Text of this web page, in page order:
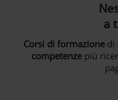
a
Corsi di formazione di
competenzepiù